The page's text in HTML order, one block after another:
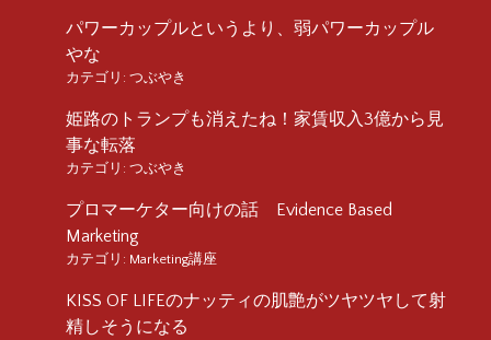
パワーカップルというより、弱パワーカップル
やな
カテゴリ: つぶやき
姫路のトランプも消えたね！家賃収入3億から見
事な転落
カテゴリ: つぶやき
プロマーケター向けの話 Evidence Based
Marketing
カテゴリ: Marketing講座
KISS OF LIFEのナッティの肌艶がツヤツヤして射
精しそうになる